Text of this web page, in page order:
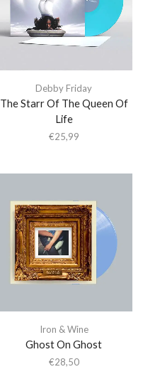
Debby Friday
The Starr Of The Queen Of
Life
€25,99
Iron & Wine
Ghost On Ghost
€28,50